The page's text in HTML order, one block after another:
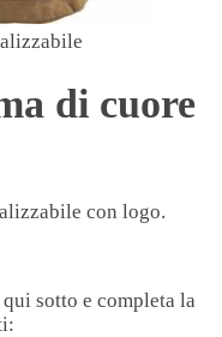
di cuore
con logo.
sotto e completa la